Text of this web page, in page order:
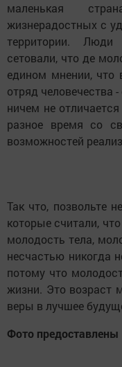
маленькая
жизнерадостных с
территории.
сетовали, что де
едином мнении,
отряд человечества
ничем не
разное время со
возможностей
Так что, позвольте
которые считали,
молодость тела,
несчастью никогда
потому что
жизни. Это возраст
веры в лучшее
Фото предоставлены